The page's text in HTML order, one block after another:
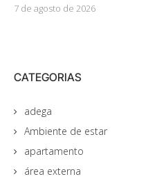
7 de agosto de 2026
CATEGORIAS
adega
Ambiente de estar
apartamento
área externa